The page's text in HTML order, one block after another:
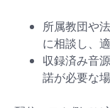
所属教団や
に相談し、
収録済み音
諾が必要な場